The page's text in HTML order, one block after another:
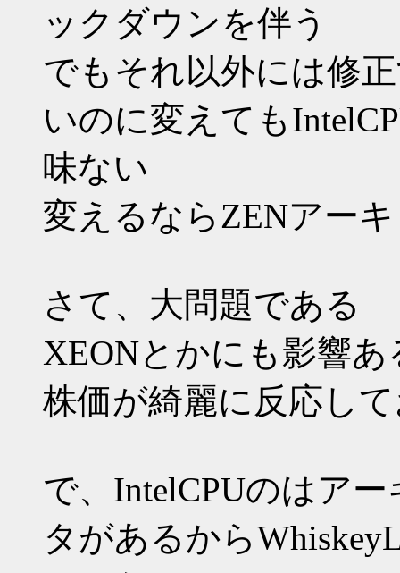
ックダウンを伴う
でもそれ以外には修
いのに変えても
味ない
変えるならZENアーキ
さて、大問題である
XEONとかにも影響
株価が綺麗に反応し
で、IntelCPUのはア
タがあるから